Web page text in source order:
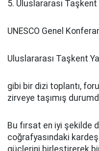
5. Uluslararası Taşkent
UNESCO Genel
Uluslararası Taşkent
gibi bir dizi toplantı,
zirveye taşımış
Bu fırsat en iyi şekilde
coğrafyasındaki
güçlerini birleştirerek